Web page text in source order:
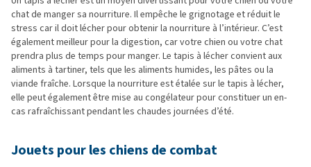
chat de manger sa nourriture. Il empêche le grignotage et réduit le
stress car il doit lécher pour obtenir la nourriture à l’intérieur. C’est
également meilleur pour la digestion, car votre chien ou votre chat
prendra plus de temps pour manger. Le tapis à lécher convient aux
aliments à tartiner, tels que les aliments humides, les pâtes ou la
viande fraîche. Lorsque la nourriture est étalée sur le tapis à lécher,
elle peut également être mise au congélateur pour constituer un en-
cas rafraîchissant pendant les chaudes journées d’été.
Jouets pour les chiens de combat